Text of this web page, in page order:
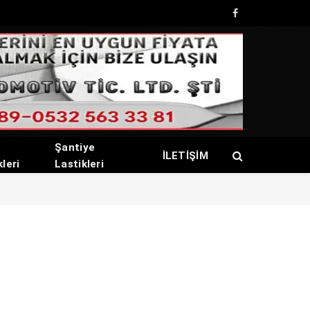
Facebook
Şantiye
Lastikleri
İLETİŞİM